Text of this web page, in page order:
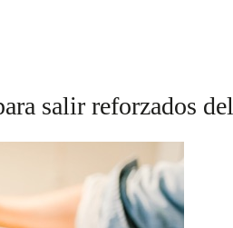
salir reforzados